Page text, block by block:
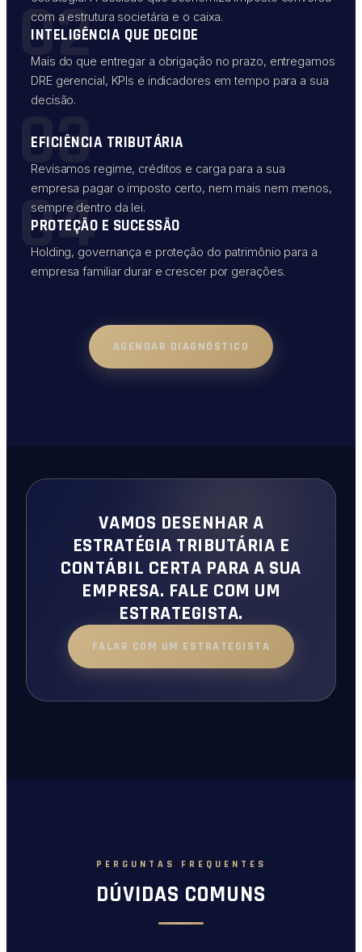
com a estrutura societária e o caixa.
02
INTELIGÊNCIA QUE DECIDE
Mais do que entregar a obrigação no prazo, entregamos
DRE gerencial, KPIs e indicadores em tempo para a sua
decisão.
03
EFICIÊNCIA TRIBUTÁRIA
Revisamos regime, créditos e carga para a sua
empresa pagar o imposto certo, nem mais nem menos,
sempre dentro da lei.
04
PROTEÇÃO E SUCESSÃO
Holding, governança e proteção do patrimônio para a
empresa familiar durar e crescer por gerações.
AGENDAR DIAGNÓSTICO
VAMOS DESENHAR A
ESTRATÉGIA TRIBUTÁRIA E
CONTÁBIL CERTA PARA A SUA
EMPRESA. FALE COM UM
ESTRATEGISTA.
FALAR COM UM ESTRATEGISTA
PERGUNTAS FREQUENTES
DÚVIDAS COMUNS